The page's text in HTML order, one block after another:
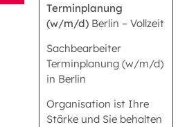
Terminplanung
(w/m/d) Berlin – Vollzeit
Sachbearbeiter
Terminplanung (w/m/d)
in Berlin
Organisation ist Ihre
Stärke und Sie behalten